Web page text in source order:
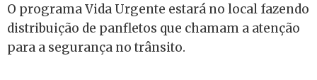
O programa Vida Urgente estará no local fazendo
distribuição de panfletos que chamam a atenção
para a segurança no trânsito.